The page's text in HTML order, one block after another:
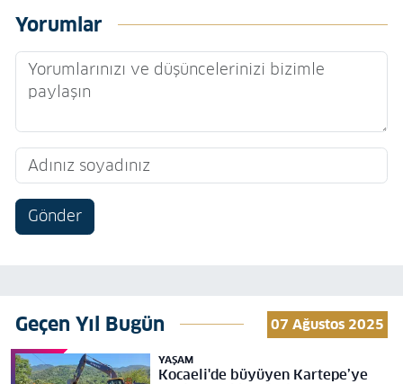
Yorumlar
Gönder
Geçen Yıl Bugün 07 Ağustos 2025
YAŞAM
Kocaeli'de büyüyen Kartepe’ye